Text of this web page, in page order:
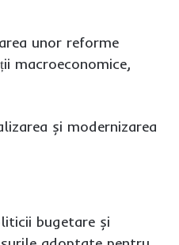
unor reforme
macroeconomice,
și modernizarea
bugetare și